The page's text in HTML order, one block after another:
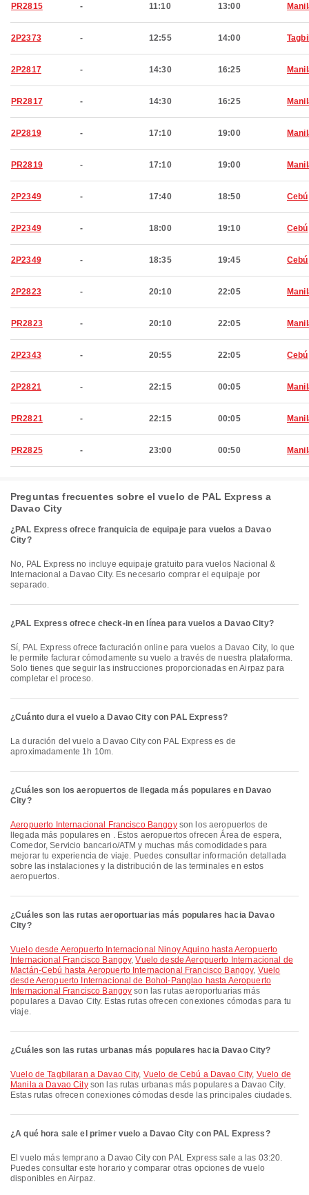
PR2815 - 11:10 13:00
2P2373 - 12:55 14:00
2P2817 - 14:30 16:25
PR2817 - 14:30 16:25
2P2819 - 17:10 19:00
PR2819 - 17:10 19:00
2P2349 - 17:40 18:50 Cebú
2P2349 - 18:00 19:10 Cebú
2P2349 - 18:35 19:45 Cebú
2P2823 - 20:10 22:05
PR2823 - 20:10 22:05
2P2343 - 20:55 22:05 Cebú
2P2821 - 22:15 00:05
PR2821 - 22:15 00:05
PR2825 - 23:00 00:50
Preguntas frecuentes sobre el vuelo de PAL Express a
Davao City
¿PAL Express ofrece franquicia de equipaje para vuelos a Davao
City?
No, PAL Express no incluye equipaje gratuito para vuelos Nacional &
Internacional a Davao City. Es necesario comprar el equipaje por
separado.
¿PAL Express ofrece check-in en línea para vuelos a Davao City?
Sí, PAL Express ofrece facturación online para vuelos a Davao City, lo que
le permite facturar cómodamente su vuelo a través de nuestra plataforma.
Solo tienes que seguir las instrucciones proporcionadas en Airpaz para
completar el proceso.
¿Cuánto dura el vuelo a Davao City con PAL Express?
La duración del vuelo a Davao City con PAL Express es de
aproximadamente 1h 10m.
¿Cuáles son los aeropuertos de llegada más populares en Davao
City?
Aeropuerto Internacional Francisco Bangoyson los aeropuertos de
llegada más populares en . Estos aeropuertos ofrecen Área de espera,
Comedor, Servicio bancario/ATM y muchas más comodidades para
mejorar tu experiencia de viaje. Puedes consultar información detallada
sobre las instalaciones y la distribución de las terminales en estos
aeropuertos.
¿Cuáles son las rutas aeroportuarias más populares hacia Davao
City?
Vuelo desde Aeropuerto Internacional Ninoy Aquino hasta Aeropuerto
Internacional Francisco Bangoy,Vuelo desde Aeropuerto Internacional de
Mactán-Cebú hasta Aeropuerto Internacional Francisco Bangoy, Vuelo
desde Aeropuerto Internacional de Bohol-Panglao hasta Aeropuerto
Internacional Francisco Bangoy son las rutas aeroportuarias más
populares a Davao City. Estas rutas ofrecen conexiones cómodas para tu
viaje.
¿Cuáles son las rutas urbanas más populares hacia Davao City?
Vuelo de Tagbilaran a Davao City, Vuelo de Cebú a Davao City, Vuelo de
Manila a Davao Cityson las rutas urbanas más populares a Davao City.
Estas rutas ofrecen conexiones cómodas desde las principales ciudades.
¿A qué hora sale el primer vuelo a Davao City con PAL Express?
El vuelo más temprano a Davao City con PAL Express sale a las 03:20.
Puedes consultar este horario y comparar otras opciones de vuelo
disponibles en Airpaz.